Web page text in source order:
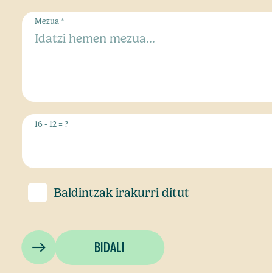
Mezua *
16 - 12 = ?
Baldintzakirakurri ditut
BIDALI